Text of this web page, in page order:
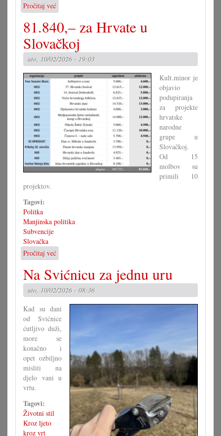
Pročitaj već
Kade
je
društvo
na
ko
se
moremo
obisiti?
81.840,– za Hrvate u
Slovačkoj
uto, 10/02/2026 - 19:03
Kult.minor je
objavio
podupiranja
za projekte
hrvatske
narodne
grupe u
Slovačkoj.
Od 15
molbov su
primili 10
projektov.
Tagovi:
Politka
Manjinska politika
Subvencije
Slovačka
Pročitaj već
81.840,–
za
Hrvate
u
Slovačkoj
Na Svićnicu za jednu uru
uto, 10/02/2026 - 08:36
Kad su dani
od Svićnice
ćutljivo duži,
more se
konačno i
opet ozbiljno
misliti na
djelo vani u
vrtu.
Tagovi:
Životni stil
Kroz ljeto
kroz vrt